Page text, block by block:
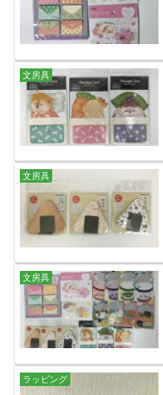
文房具
文房具
文房具
ラッピング